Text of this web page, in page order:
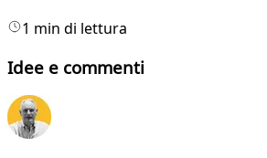
1 min di lettura
Idee e commenti